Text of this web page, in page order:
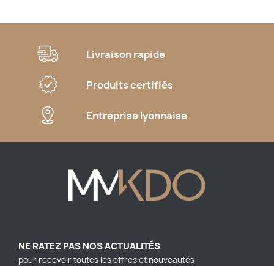
Livraison rapide
Produits certifiés
Entreprise lyonnaise
NE RATEZ PAS NOS ACTUALITÉS
pour recevoir toutes les offres et nouveautés